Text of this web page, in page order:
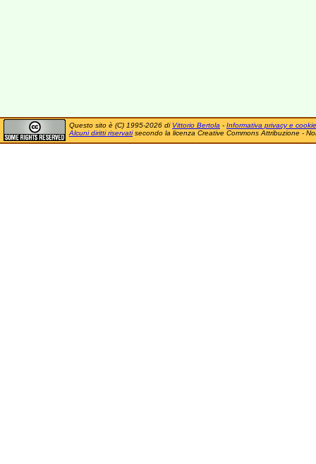
Questo sito è (C) 1995-2026 di Vittorio Bertola - Informativa privacy e cookie
Alcuni diritti riservatisecondo la licenza Creative Commons Attribuzione -